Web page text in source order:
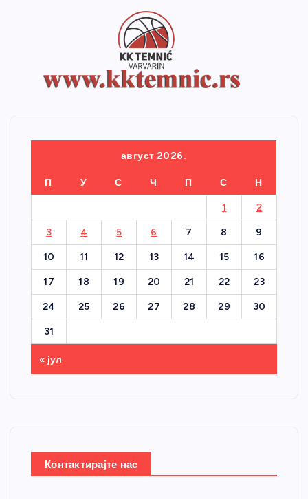
август 2026.
П У С Ч П С Н
1 2
3 4 5 6 7 8 9
10 11 12 13 14 15 16
17 18 19 20 21 22 23
24 25 26 27 28 29 30
31
« јул
Контактирајте нас